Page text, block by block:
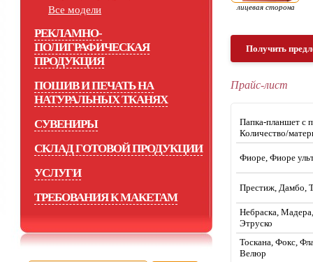
Все модели
РЕКЛАМНО-
ПОЛИГРАФИЧЕСКАЯ
ПРОДУКЦИЯ
ПОШИВ И ПЕЧАТЬ НА
НАТУРАЛЬНЫХ ТКАНЯХ
СУВЕНИРЫ
СКЛАД ГОТОВОЙ ПРОДУКЦИИ
УСЛУГИ
ТРЕБОВАНИЯ К МАКЕТАМ
лицевая сторона
Получить
Прайс-лист
Папка-планшет
Количество/
Фиоре, Фиоре
Престиж, Дамбо,
Небраска,
Этруско
Тоскана, Фокс,
Велюр